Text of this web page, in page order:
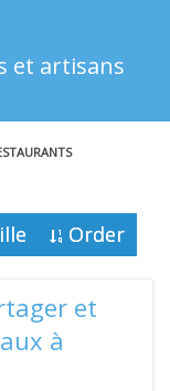
et artisans
Order
et
à